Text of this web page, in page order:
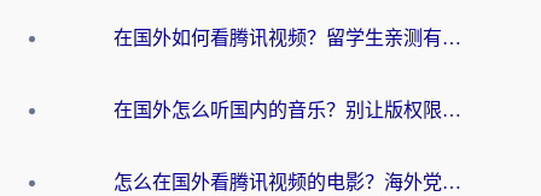
在国外如何看腾讯视频？留学生亲测有效的回国加速方案
在国外怎么听国内的音乐？别让版权限制断了你的华语歌单
怎么在国外看腾讯视频的电影？海外党亲测有效的回国加速指南